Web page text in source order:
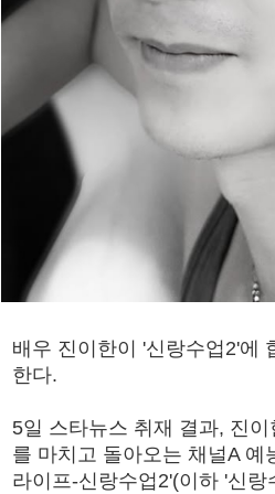
배우 진이한이 '신랑수업2'에
한다.
5일 스타뉴스 취재 결과, 진이
를 마치고 돌아오는 채널A 예
라이프-신랑수업2'(이하 '신